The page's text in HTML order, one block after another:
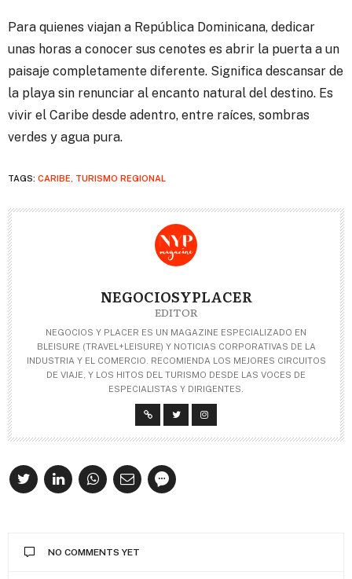
Para quienes viajan a República Dominicana, dedicar
unas horas a conocer sus cenotes es abrir la puerta a un
paisaje completamente diferente. Significa descansar de
la playa sin renunciar al encanto natural del destino. Es
vivir el Caribe desde adentro, entre raíces, sombras
verdes y agua pura.
TAGS: CARIBE TURISMO REGIONAL
NEGOCIOSYPLACER
EDITOR
NEGOCIOS Y PLACER ES UN MAGAZINE ESPECIALIZADO EN
BLEISURE (TRAVEL+LEISURE) Y NOTICIAS CORPORATIVAS DE LA
INDUSTRIA Y EL COMERCIO. RECOMIENDA LOS MEJORES CIRCUITOS
DE VIAJE, Y LOS HITOS DEL TURISMO DESDE LAS VOCES DE
ESPECIALISTAS Y DIRIGENTES.
NO COMMENTS YET